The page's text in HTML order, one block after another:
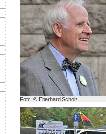
Foto: © Eberhard Scholz